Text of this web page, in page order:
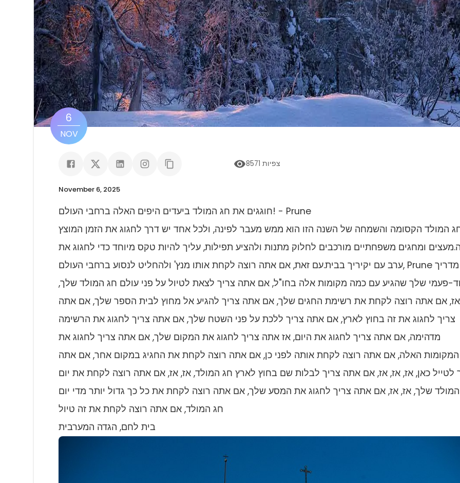
6
NOV
8571 צפיות
November 6, 2025
חוגגים את חג המולד ביעדים היפים האלה ברחבי העולם! - Prune
המולד הקסומה והשמחה של השנה הזו הוא ממש מעבר לפינה, ולכל אחד יש דרך לחגוג את הזמן המוצץ
ומחגים משפחתיים מורכבים לחלוק מתנות ולהציע תפילות, עליך להיות טקס מיוחד כדי לחגוג את
ערב עם יקיריך בבית.עם זאת, אם אתה רוצה לקחת אותו מנץ' ולהחליט לנסוע ברחבי העולם, Prune הוא מדריך
פעמי שלך שהגיע עם כמה מקומות אלה בחו"ל, אם אתה צריך לצאת לטיול על פני עולם חג המולד שלך,
אז, אם אתה רוצה לקחת את רשימת החגים שלך, אם אתה צריך להגיע אל מחוץ לבית הספר שלך, אם אתה
צריך לחגוג את זה בחוץ לארץ, אם אתה צריך ללכת על פני השטח שלך, אם אתה צריך לחגוג את הרשימה
מדהימה, אם אתה צריך לחגוג את היום, אז אתה צריך לחגוג את המקום שלך, אם אתה צריך לחגוג את
המקומות האלה, אם אתה רוצה לקחת אותה לפני כן, אם אתה רוצה לקחת את החגיג במקום אחר, אם אתה
לטייל כאן, אז, אז, אז, אם אתה צריך לבלות שם בחוץ לארץ חג המולד, אז, אז, אם אתה רוצה לקחת את יום
שלך, אז, אז, אם אתה צריך לחגוג את המסע שלך, אם אתה רוצה לקחת את כל כך גדול יותר מדי יום
חג המולד, אם אתה רוצה לקחת את זה טיול
בית לחם, הגדה המערבית